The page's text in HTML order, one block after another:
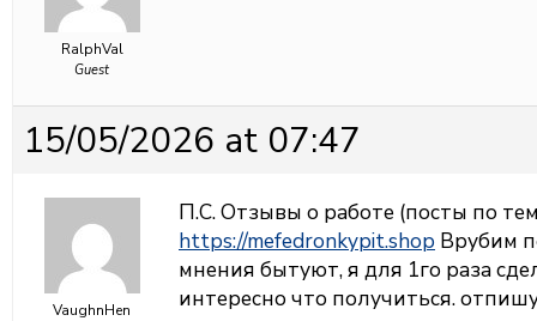
RalphVal
Guest
15/05/2026 at 07:47
VaughnHen
П.С. Отзывы о работе (посты по
https://mefedronkypit.shop Врубим
мнения бытуют, я для 1го раза
интересно что получиться.